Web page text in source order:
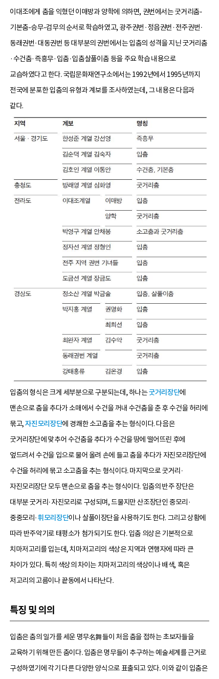
이대조에게 춤을 익혔던 이매방과 양학에 의하면, 권번에서는 굿거리춤-
기본춤-승무-검무의 순서로 학습하였고, 광주권번·정읍권번·전주권번·
동래권번·대동권번 등 대부분의 권번에서는 입춤의 성격을 지닌 굿거리춤
·수건춤·즉흥무·입춤·입춤살풀이춤 등을 주요 학습 내용으로
교습하였다고 한다. 국립문화재연구소에서는 1992년에서 1995년까지
전국에 분포한 입춤의 유형과 계보를 조사하였는데, 그 내용은 다음과
같다.
입춤의 형식은 크게 세부분으로 구분되는데, 하나는굿거리장단에
맨손으로 춤을 추다가 소매에서 수건을 꺼내 수건춤을 춘 후 수건을 허리에
묶고,자진모리장단에 경쾌한 소고춤을 추는 형식이다. 다음은
굿거리장단에 맞추어 수건춤을 추다가 수건을 땅에 떨어뜨린 후에
엎드려서 수건을 입으로 물어 올려 손에 들고 춤을 추다가 자진모리장단에
수건을 허리에 묶고 소고춤을 추는 형식이다. 마지막으로 굿거리·
자진모리장단 모두 맨손으로 춤을 추는 형식이다. 입춤의 반주 장단은
대부분 굿거리·자진모리로 구성되며, 드물지만 산조장단인 중모리·
중중모리·휘모리장단이나 살풀이장단을 사용하기도 한다. 그리고 상황에
따라 반주악기로 태평소가 첨가되기도 한다. 입춤 의상은 기본적으로
치마저고리를 입는데, 치마저고리의 색상은 지역과 연행자에 따라 큰
차이가 있다. 특히 색상의 차이는 치마저고리의 색상이나 배색, 혹은
저고리의 고름이나 끝동에서 나타난다.
특징 및 의의
입춤은 춤의 일가를 세운 명무名舞들이 처음 춤을 접하는 초보자들을
교육하기 위해 만든 춤이다. 입춤은 명무들이 추구하는 예술세계를 근거로
구성하였기에 각기 다른 다양한 양식으로 표출되고 있다. 이와 같이 입춤은